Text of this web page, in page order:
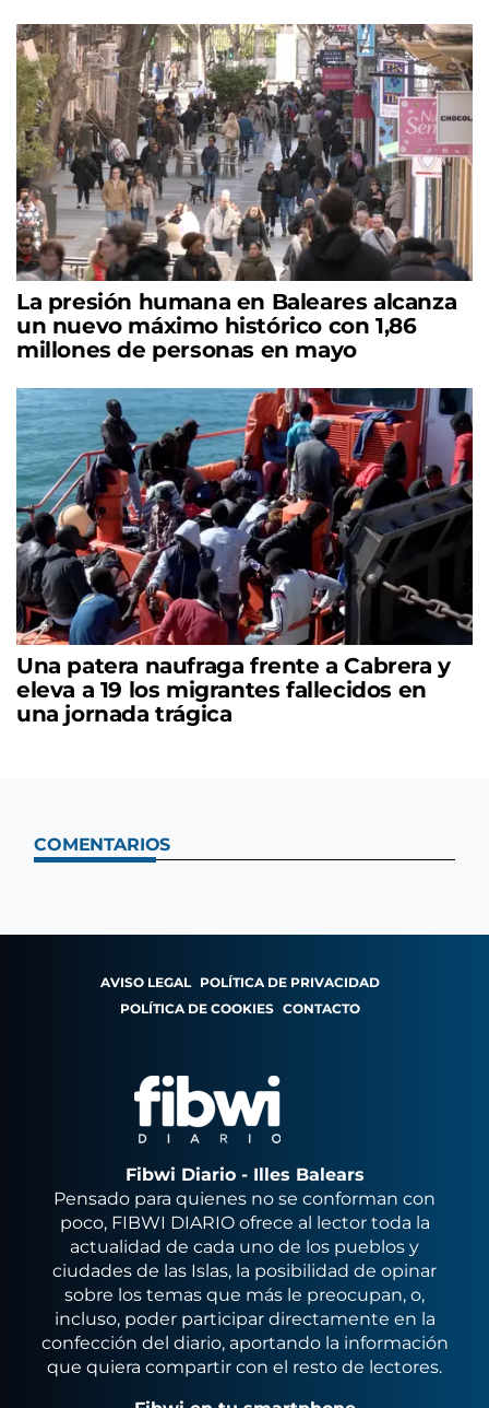
La presión humana en Baleares alcanza
un nuevo máximo histórico con 1,86
millones de personas en mayo
Una patera naufraga frente a Cabrera y
eleva a 19 los migrantes fallecidos en
una jornada trágica
COMENTARIOS
AVISO LEGAL POLÍTICA DE PRIVACIDAD
POLÍTICA DE COOKIES CONTACTO
Fibwi Diario - Illes Balears
Pensado para quienes no se conforman con
poco, FIBWI DIARIO ofrece al lector toda la
actualidad de cada uno de los pueblos y
ciudades de las Islas, la posibilidad de opinar
sobre los temas que más le preocupan, o,
incluso, poder participar directamente en la
confección del diario, aportando la información
que quiera compartir con el resto de lectores.